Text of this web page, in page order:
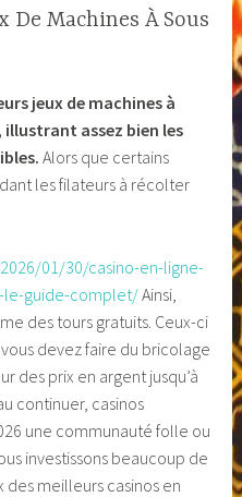
De Machines À Sous
jeux de machines à
illustrant assez bien les
Alors que certains
les filateurs à récolter
01/30/casino-en-ligne-
le-guide-complet/Ainsi,
des tours gratuits. Ceux-ci
devez faire du bricolage
des prix en argent jusqu’à
continuer, casinos
une communauté folle ou
investissons beaucoup de
des meilleurs casinos en